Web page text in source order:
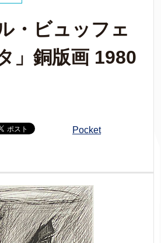
・ビュッフェ
」銅版画 1980
Pocket